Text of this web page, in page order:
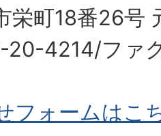
栄町18番26号
20-4214/ファ
フォームはこ